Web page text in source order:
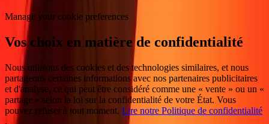
Manage your cookie preferences
Vos choix en matière de confidentialité
Nous utilisons des cookies et des technologies similaires, et nous
partageons certaines informations avec nos partenaires publicitaires
et d'analyse, ce qui peut être considéré comme une « vente » ou un «
partage » selon la loi sur la confidentialité de votre État. Vous
pouvez refuser à tout moment. Lire notre Politique de confidentialité
.